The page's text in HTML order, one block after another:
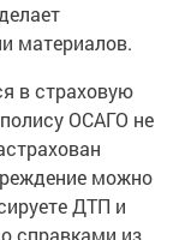
материалов.
в страховую
ОСАГО не
можно
ДТП и